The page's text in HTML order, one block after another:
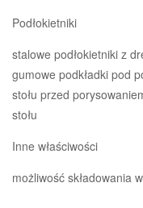
Podłokietniki
stalowe podłokietniki z
gumowe podkładki pod
stołu przed
stołu
Inne właściwości
możliwość składowania